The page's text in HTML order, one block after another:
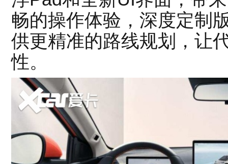
畅的操作体验，深度定制
供更精准的路线规划，让
性。